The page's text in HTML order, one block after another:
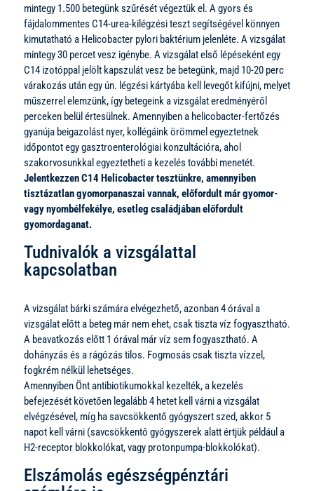
mintegy 1.500 betegünk szűrését végeztük el. A gyors és
fájdalommentes C14-urea-kilégzési teszt segítségével könnyen
kimutatható a Helicobacter pylori baktérium jelenléte. A vizsgálat
mintegy 30 percet vesz igénybe. A vizsgálat első lépéseként egy
C14 izotóppal jelölt kapszulát vesz be betegünk, majd 10-20 perc
várakozás után egy ún. légzési kártyába kell levegőt kifújni, melyet
műszerrel elemzünk, így betegeink a vizsgálat eredményéről
perceken belül értesülnek. Amennyiben a helicobacter-fertőzés
gyanúja beigazolást nyer, kollégáink örömmel egyeztetnek
időpontot egy gasztroenterológiai konzultációra, ahol
szakorvosunkkal egyeztetheti a kezelés további menetét.
Jelentkezzen C14 Helicobacter tesztünkre, amennyiben
tisztázatlan gyomorpanaszai vannak, előfordult már gyomor-
vagy nyombélfekélye, esetleg családjában előfordult
gyomordaganat.
Tudnivalók a vizsgálattal
kapcsolatban
A vizsgálat bárki számára elvégezhető, azonban 4 órával a
vizsgálat előtt a beteg már nem ehet, csak tiszta víz fogyasztható.
A beavatkozás előtt 1 órával már víz sem fogyasztható. A
dohányzás és a rágózás tilos. Fogmosás csak tiszta vízzel,
fogkrém nélkül lehetséges.
Amennyiben Önt antibiotikumokkal kezelték, a kezelés
befejezését követően legalább 4 hetet kell várni a vizsgálat
elvégzésével, míg ha savcsökkentő gyógyszert szed, akkor 5
napot kell várni (savcsökkentő gyógyszerek alatt értjük például a
H2-receptor blokkolókat, vagy protonpumpa-blokkolókat).
Elszámolás egészségpénztári